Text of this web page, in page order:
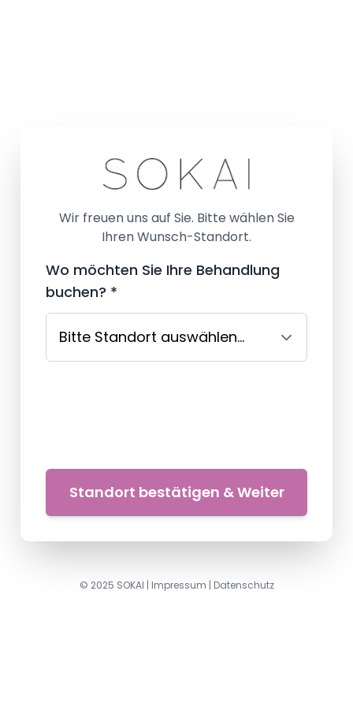
Wir freuen uns auf Sie. Bitte wählen Sie
Ihren Wunsch-Standort.
Wo möchten Sie Ihre Behandlung
buchen? *
Standort bestätigen & Weiter
© 2025 SOKAI | Impressum | Datenschutz